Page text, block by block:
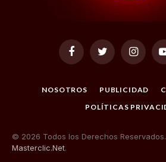
FacebookTwitter
NOSOTROS PUBLICIDAD
POLÍTICAS
© 2026 Todos los Derechos
Masterclic.Net.